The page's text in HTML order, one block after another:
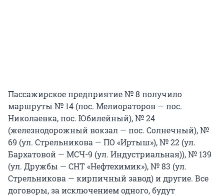
Пассажирское предприятие № 8 получило
маршруты № 14 (пос. Мелиораторов — пос.
Николаевка, пос. Юбилейный), № 24
(железнодорожный вокзал — пос. Солнечный), №
69 (ул. Стрельникова — ПО «Иртыш»), № 22 (ул.
Бархатовой — МСЧ-9 (ул. Индустриальная)), № 139
(ул. Дружбы — СНТ «Нефтехимик»), № 83 (ул.
Стрельникова — кирпичный завод) и другие. Все
договоры, за исключением одного, будут